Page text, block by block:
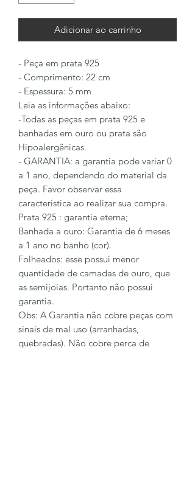
Adicionar ao carrinho
- Peça em prata 925
- Comprimento: 22 cm
- Espessura: 5 mm
Leia as informações abaixo:
-Todas as peças em prata 925 e
banhadas em ouro ou prata são
Hipoalergênicas.
- GARANTIA: a garantia pode variar 0
a 1 ano, dependendo do material da
peça. Favor observar essa
característica ao realizar sua compra.
Prata 925 : garantia eterna;
Banhada a ouro: Garantia de 6 meses
a 1 ano no banho (cor).
Folheados: esse possui menor
quantidade de camadas de ouro, que
as semijoias. Portanto não possui
garantia.
Obs: A Garantia não cobre peças com
sinais de mal uso (arranhadas,
quebradas). Não cobre perca de